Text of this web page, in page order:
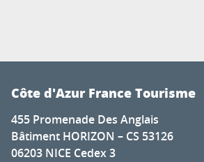
Côte d'Azur France Tourisme
455 Promenade Des Anglais
Bâtiment HORIZON – CS 53126
06203 NICE Cedex 3